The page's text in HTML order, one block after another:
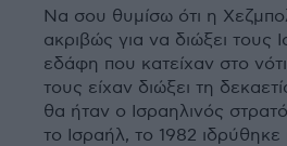
Να σου θυμίσω ότι η
ακριβώς για να διώξει τους
εδάφη που κατείχαν στο
τους είχαν διώξει τη
θα ήταν ο Ισραηλινός
το Ισραήλ, το 1982